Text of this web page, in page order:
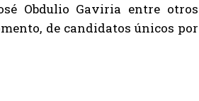
Obdulio Gaviria entre otros
de candidatos únicos por